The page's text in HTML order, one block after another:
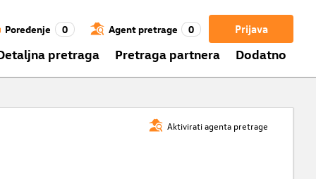
Prijava
Poređenje 0 Agent pretrage 0
pretraga Pretraga partnera Dodatno
Aktivirati agenta pretrage